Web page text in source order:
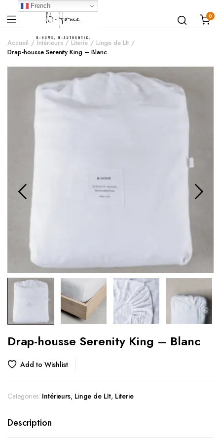
0
Accueil Intérieurs Literie
Linge de LIt
Drap-housse Serenity King – Blanc
Drap-housse Serenity King – Blanc
Add to Wishlist
Categories: Intérieurs, Linge de LIt, Literie
Description
French